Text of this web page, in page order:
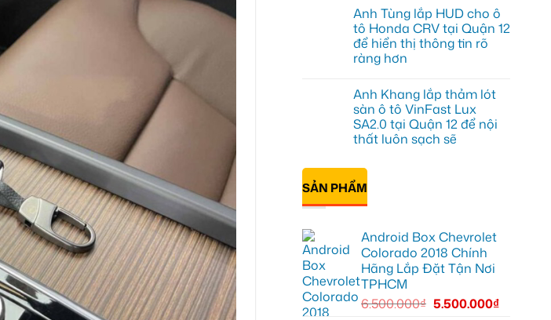
2
biến
màn
zin
thành
Smart
Android
xe
hơi
tại
Quận
Thủ
Toyota
Vios
bình
luận
ở
Anh
Quang
lắp
android
oto
cho
Hyundai
Accent
tại
12
giải
tiện
Anh Tùng lắp HUD cho ô
tô Honda CRV tại Quận 12
để hiển thị thông tin rõ
ràng hơn
bình
luận
ở
Anh
Tùng
lắp
cho
tô
Honda
CRV
hiển
thị
thông
tin
rõ
ràng
Anh Khang lắp thảm lót
sàn ô tô VinFast Lux
SA2.0 tại Quận 12 để nội
thất luôn sạch sẽ
có
luận
ở
Anh
thảm
sàn
tô
VinFast
Lux
SA2.0
SẢN PHẨM
Android Box Chevrolet
Colorado 2018 Chính
Hãng Lắp Đặt Tận Nơi
TPHCM
6.500.000₫ 5.500.000₫